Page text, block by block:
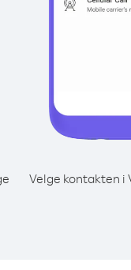
Velge kontakten i